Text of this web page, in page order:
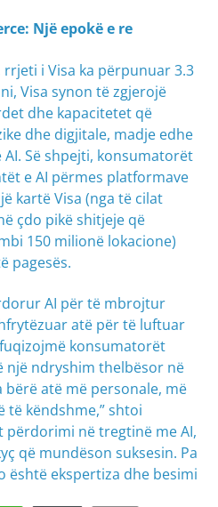
Një epokë e re
i Visa ka përpunuar 3.3
Visa synon të zgjerojë
dhe kapacitetet që
dhe digjitale, madje edhe
Së shpejti, konsumatorët
e AI përmes platformave
kartë Visa (nga të cilat
çdo pikë shitjeje që
150 milionë lokacione)
pagesës.
AI për të mbrojtur
atë për të luftuar
konsumatorët
një ndryshim thelbësor në
atë më personale, më
këndshme,” shtoi
përdorimi në tregtinë me AI,
që mundëson suksesin. Pa
është ekspertiza dhe besimi